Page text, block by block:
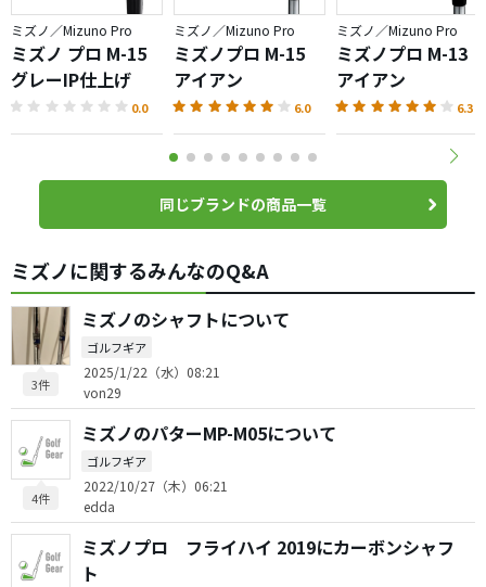
ミズノ／Mizuno Pro
ミズノ プロ M-15
グレーIP仕上げ
0.0
ミズノ／Mizuno Pro
ミズノプロ M-15
アイアン
6.0
ミズノ／Mizuno Pro
ミズノプロ M-13
アイアン
6.3
同じブランドの商品一覧
ミズノに関するみんなのQ&A
3件
ミズノのシャフトについて
ゴルフギア
2025/1/22（水）08:21
von29
4件
ミズノのパターMP-M05について
ゴルフギア
2022/10/27（木）06:21
edda
ミズノプロ フライハイ 2019にカーボンシャフ
ト